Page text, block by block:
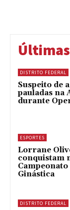
DISTRITO FEDERAL
Suspeito de
pauladas na
durante
ESPORTES
Lorrane
conquistam
Ginástica
DISTRITO FEDERAL